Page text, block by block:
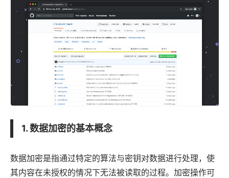
1. 数据加密的基本概念
数据加密是指通过特定的算法与密钥对数据进行处理，使
其内容在未授权的情况下无法被读取的过程。加密操作可